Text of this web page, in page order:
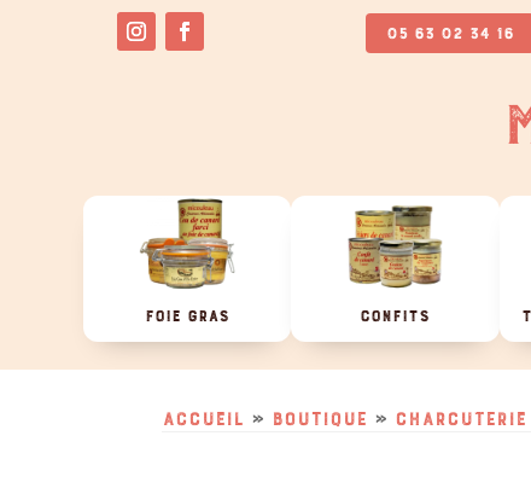
05 63 02 34 16
FOIE GRAS CONFITS
Accueil » Boutique » Charcuterie